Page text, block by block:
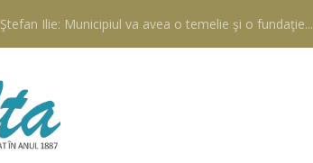
Ştefan Ilie: Municipiul va avea o temelie şi o fundaţie...